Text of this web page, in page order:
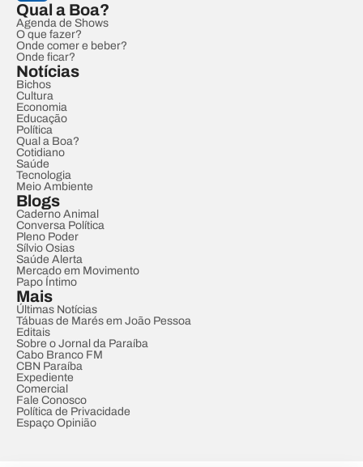
Qual a Boa?
Agenda de Shows
O que fazer?
Onde comer e beber?
Onde ficar?
Notícias
Bichos
Cultura
Economia
Educação
Política
Qual a Boa?
Cotidiano
Saúde
Tecnologia
Meio Ambiente
Blogs
Caderno Animal
Conversa Política
Pleno Poder
Sílvio Osias
Saúde Alerta
Mercado em Movimento
Papo Íntimo
Mais
Últimas Notícias
Tábuas de Marés em João Pessoa
Editais
Sobre o Jornal da Paraíba
Cabo Branco FM
CBN Paraíba
Expediente
Comercial
Fale Conosco
Política de Privacidade
Espaço Opinião